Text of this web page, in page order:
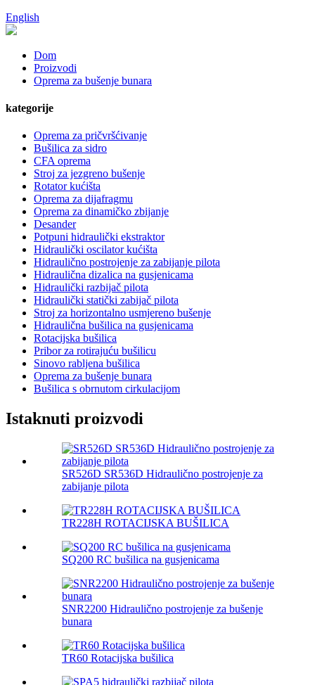
English
Dom
Proizvodi
Oprema za bušenje bunara
kategorije
Oprema za pričvršćivanje
Bušilica za sidro
CFA oprema
Stroj za jezgreno bušenje
Rotator kućišta
Oprema za dijafragmu
Oprema za dinamičko zbijanje
Desander
Potpuni hidraulički ekstraktor
Hidraulički oscilator kućišta
Hidraulično postrojenje za zabijanje pilota
Hidraulična dizalica na gusjenicama
Hidraulički razbijač pilota
Hidraulički statički zabijač pilota
Stroj za horizontalno usmjereno bušenje
Hidraulična bušilica na gusjenicama
Rotacijska bušilica
Pribor za rotirajuću bušilicu
Sinovo rabljena bušilica
Oprema za bušenje bunara
Bušilica s obrnutom cirkulacijom
Istaknuti proizvodi
SR526D SR536D Hidraulično postrojenje za
zabijanje pilota
TR228H ROTACIJSKA BUŠILICA
SQ200 RC bušilica na gusjenicama
SNR2200 Hidraulično postrojenje za bušenje
bunara
TR60 Rotacijska bušilica